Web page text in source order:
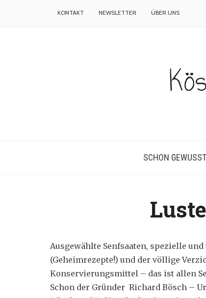
KONTAKT NEWSLETTER ÜBER UNS
SCHON
Ausgewählte Senfsaaten, spezielle
(Geheimrezepte!) und der völlige
Konservierungsmittel – das ist allen
Schon der Gründer Richard Bösch –